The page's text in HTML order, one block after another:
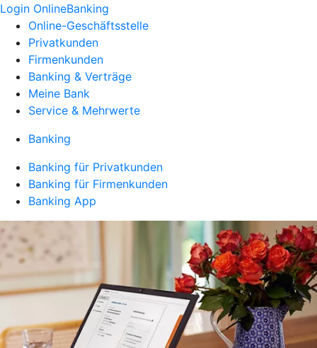
Login OnlineBanking
Online-Geschäftsstelle
Privatkunden
Firmenkunden
Banking & Verträge
Meine Bank
Service & Mehrwerte
Banking
Banking für Privatkunden
Banking für Firmenkunden
Banking App